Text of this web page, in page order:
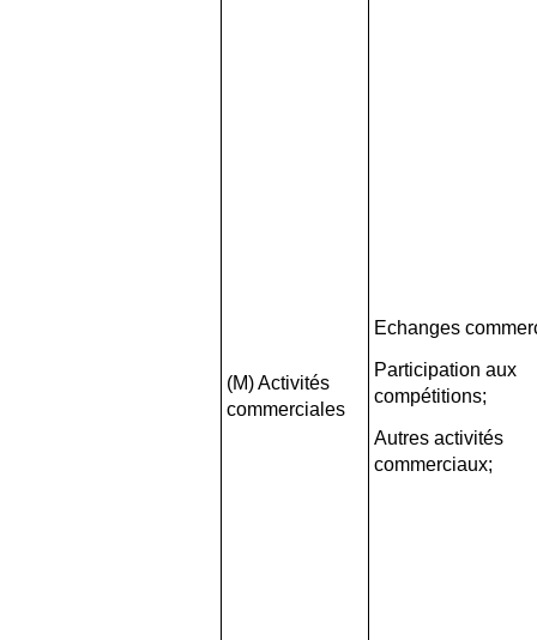
(M) Activités
commerciales
Echanges
Participation aux
compétitions;
Autres activités
commerciaux;